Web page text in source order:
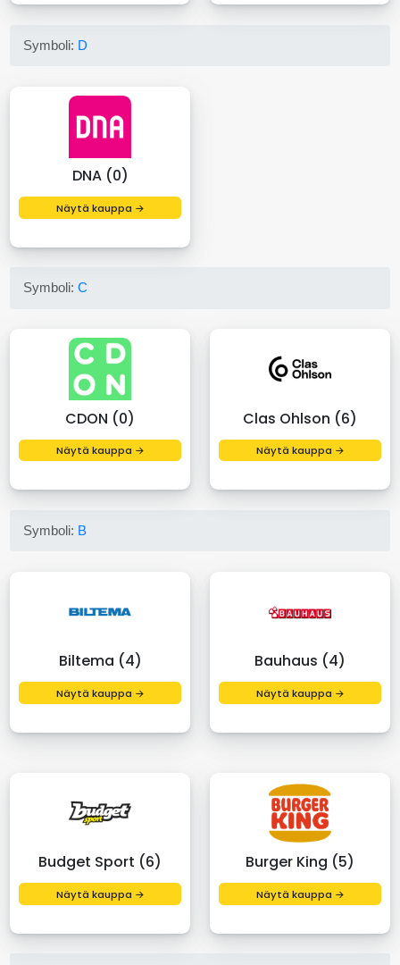
Symboli: D
DNA (0)
Näytä kauppa →
Symboli:C
CDON (0)
Näytä kauppa →
Clas Ohlson (6)
Näytä kauppa →
Symboli: B
Biltema (4)
Näytä kauppa →
Bauhaus (4)
Näytä kauppa →
Budget Sport (6)
Näytä kauppa →
Burger King (5)
Näytä kauppa →